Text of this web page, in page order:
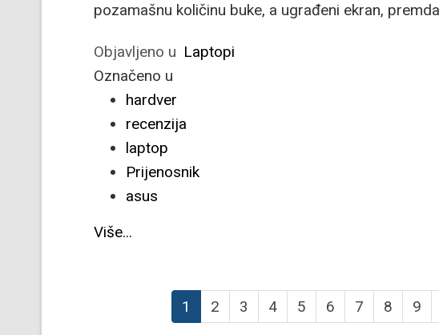
pozamašnu količinu buke, a ugrađeni ekran,
Objavljeno u Laptopi
Označeno u
hardver
recenzija
laptop
Prijenosnik
asus
Više...
1 2 3 4 5 6 7 8 9